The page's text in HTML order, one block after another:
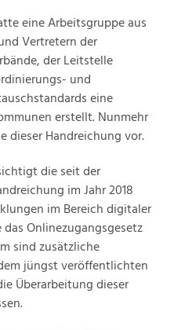
eine Arbeitsgruppe aus
Vertretern der
der Leitstelle
und
eine
erstellt. Nunmehr
dieser Handreichung vor.
die seit der
im Jahr 2018
im Bereich digitaler
Onlinezugangsgesetz
sind zusätzliche
jüngst veröffentlichten
Überarbeitung dieser